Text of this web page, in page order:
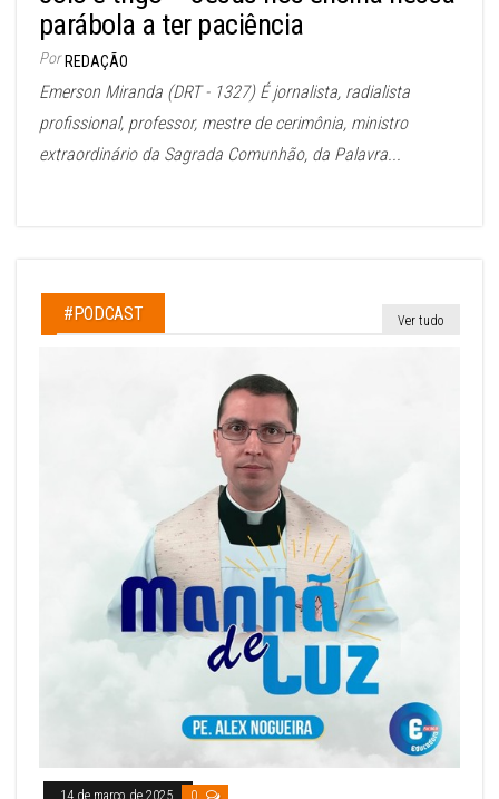
parábola a ter paciência
Por REDAÇÃO
Emerson Miranda (DRT - 1327) É jornalista, radialista
profissional, professor, mestre de cerimônia, ministro
extraordinário da Sagrada Comunhão, da Palavra...
#PODCAST Ver tudo